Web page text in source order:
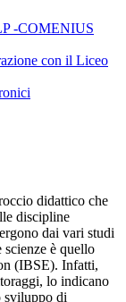
-COMENIUS
con il Liceo
didattico che
discipline
dai vari studi
scienze è quello
(IBSE). Infatti,
lo indicano
sviluppo di